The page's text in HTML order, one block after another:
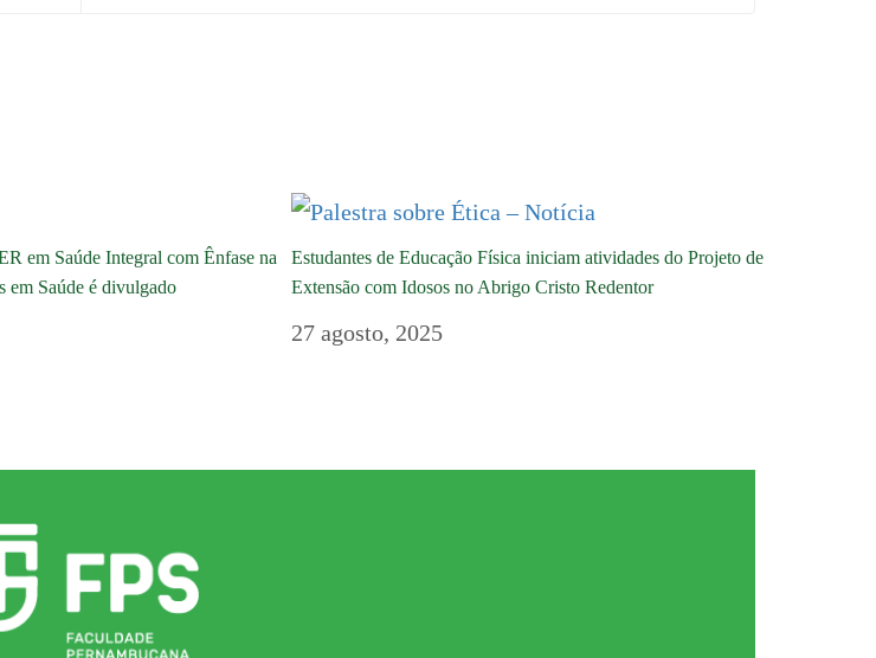
em Saúde Integral com Ênfase na
em Saúde é divulgado
Estudantes de Educação Física iniciam atividades do Projeto de
Extensão com Idosos no Abrigo Cristo Redentor
27 agosto, 2025